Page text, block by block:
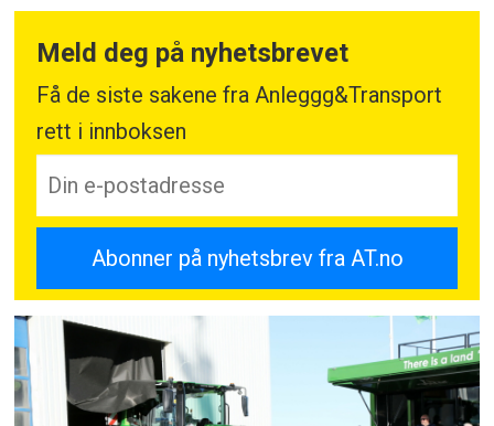
Meld deg på nyhetsbrevet
Få de siste sakene fra Anleggg&Transport
rett i innboksen